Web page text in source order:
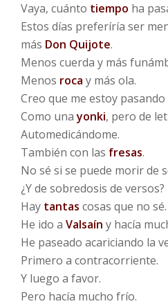
Vaya, cuánto tiempo ha
Estos días preferíría ser
más Don Quijote.
Menos cuerda y más
Menos roca y más ola.
Creo que me estoy
Como unayonki, pero de
Automedicándome.
También con las fresas.
No sé si se puede morir de
¿Y de sobredosis de versos?
Hay tantas cosas que no sé.
He ido a Valsaín y hacía
He paseado acariciando la
Primero a contracorriente.
Y luego a favor.
Pero hacía mucho frío.